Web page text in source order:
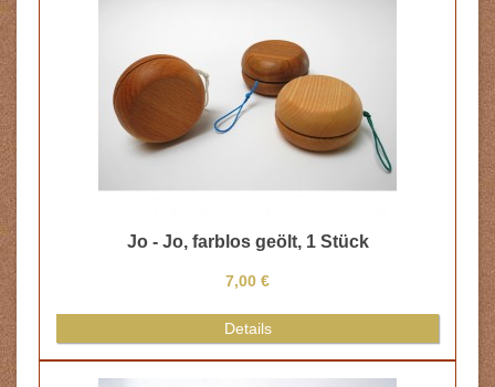
Jo - Jo, farblos geölt, 1 Stück
7,00 €
Details